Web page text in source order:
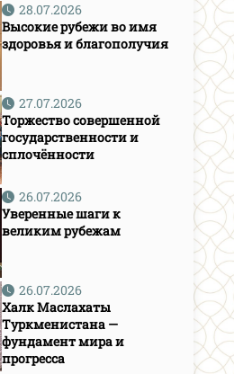
28.07.2026
Высокие рубежи во имя
здоровья и благополучия
27.07.2026
Торжество совершенной
государственности и
сплочённости
26.07.2026
Уверенные шаги к
великим рубежам
26.07.2026
Халк Маслахаты
Туркменистана —
фундамент мира и
прогресса